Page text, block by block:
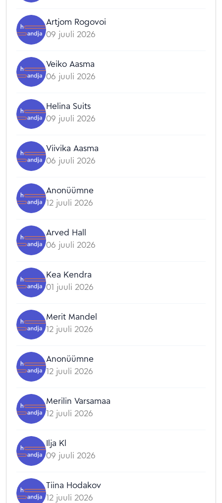
Artjom Rogovoi
09 juuli 2026
Veiko Aasma
06 juuli 2026
Helina Suits
09 juuli 2026
Viivika Aasma
06 juuli 2026
Anonüümne
12 juuli 2026
Arved Hall
06 juuli 2026
Kea Kendra
01 juuli 2026
Merit Mandel
12 juuli 2026
Anonüümne
12 juuli 2026
Merilin Varsamaa
12 juuli 2026
Ilja Kl
09 juuli 2026
Tiina Hodakov
12 juuli 2026